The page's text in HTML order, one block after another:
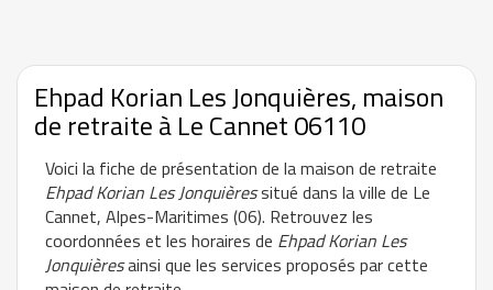
Ehpad Korian Les Jonquières, maison
de retraite à Le Cannet 06110
Voici la fiche de présentation de la maison de retraite
Ehpad Korian Les Jonquièressitué dans la ville de Le
Cannet, Alpes-Maritimes (06). Retrouvez les
coordonnées et les horaires de Ehpad Korian Les
Jonquièresainsi que les services proposés par cette